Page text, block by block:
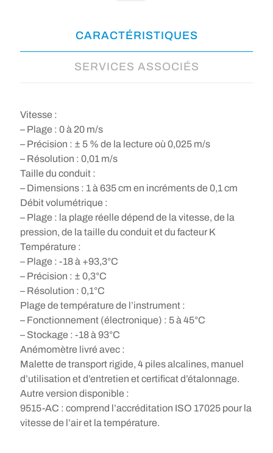
CARACTÉRISTIQUES
SERVICES ASSOCIÉS
Vitesse :
– Plage : 0 à 20 m/s
– Précision : ± 5 % de la lecture où 0,025 m/s
– Résolution : 0,01 m/s
Taille du conduit :
– Dimensions : 1 à 635 cm en incréments de 0,1 cm
Débit volumétrique :
– Plage : la plage réelle dépend de la vitesse, de la
pression, de la taille du conduit et du facteur K
Température :
– Plage : -18 à +93,3°C
– Précision : ± 0,3°C
– Résolution : 0,1°C
Plage de température de l’instrument :
– Fonctionnement (électronique) : 5 à 45°C
– Stockage : -18 à 93°C
Anémomètre livré avec :
Malette de transport rigide, 4 piles alcalines, manuel
d’utilisation et d’entretien et certificat d’étalonnage.
Autre version disponible :
9515-AC : comprend l’accréditation ISO 17025 pour la
vitesse de l’air et la température.